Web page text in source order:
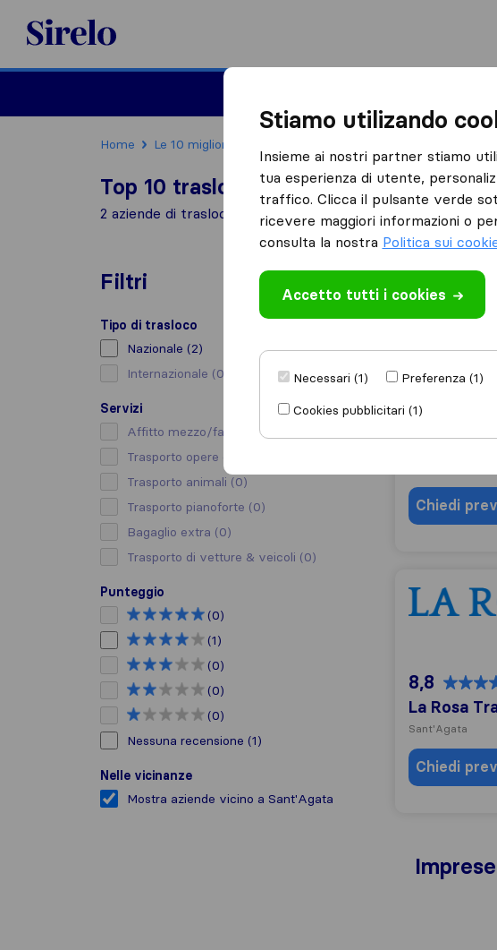
Sirelo.it
Home Le 10 migliori aziende di traslochi in Italia
Top 10 traslocatori a Sant'Agata
2 aziende di traslochi trovate a Sant'Agata
Filtri
Tipo di trasloco
Nazionale (2)
Internazionale (0)
Servizi
Affitto mezzo/facchino
Trasporto opere d’arte
Trasporto animali (0)
Trasporto pianoforte (0)
Bagaglio extra (0)
Trasporto di vetture & veicoli (0)
Punteggio
(0)
(1)
(0)
(0)
(0)
Nessuna recensione (1)
Nelle vicinanze
Mostra aziende vicino a Sant'Agata
0,0
Union
Chiedi
La Rosa
8,8
La Rosa
Sant'Agata
Chiedi
Stiamo utilizando
Insieme ai nostri partner stiamo
tua esperienza di utente,
traffico. Clicca il pulsante verde
ricevere maggiori informazioni o
consulta la nostra Politica sui
Accetto tutti i cookies
Necessari (1) Preferenza (1)
Cookies pubblicitari (1)